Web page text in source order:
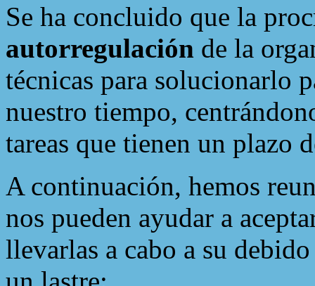
Se ha concluido que la
autorregulación de la
técnicas para solucionarlo
nuestro tiempo,
tareas que tienen un plazo
A continuación, hemos
nos pueden ayudar a
llevarlas a cabo a su